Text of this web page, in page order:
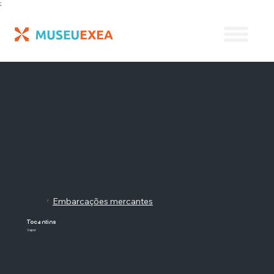
;
/ Embarcações mercantes
Tocantins
Vapor